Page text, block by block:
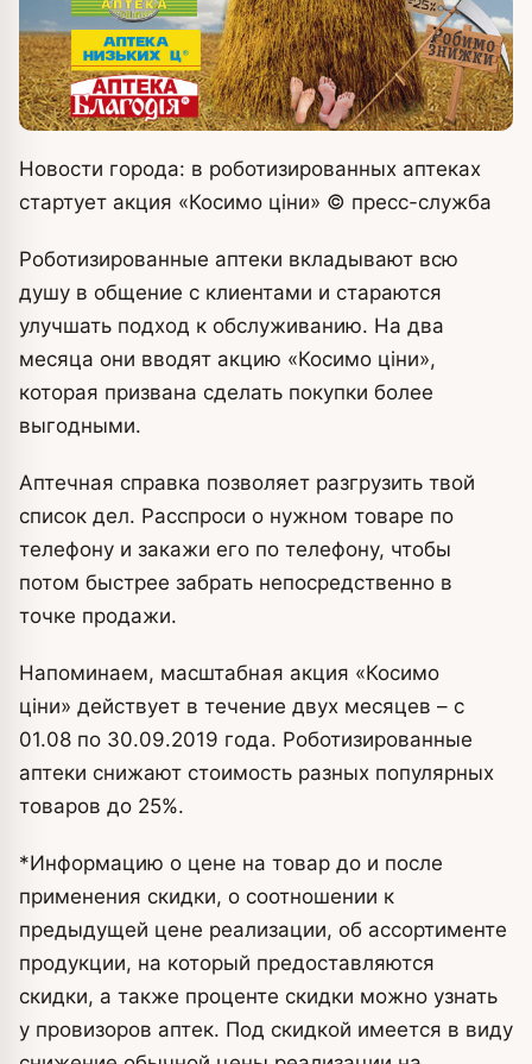
Новости города: в роботизированных аптеках
стартует акция «Косимо ціни» © пресс-служба
Роботизированные аптеки вкладывают всю
душу в общение с клиентами и стараются
улучшать подход к обслуживанию. На два
месяца они вводят акцию «Косимо ціни»,
которая призвана сделать покупки более
выгодными.
Аптечная справка позволяет разгрузить твой
список дел. Расспроси о нужном товаре по
телефону и закажи его по телефону, чтобы
потом быстрее забрать непосредственно в
точке продажи.
Напоминаем, масштабная акция «Косимо
ціни» действует в течение двух месяцев – с
01.08 по 30.09.2019 года. Роботизированные
аптеки снижают стоимость разных популярных
товаров до 25%.
*Информацию о цене на товар до и после
применения скидки, о соотношении к
предыдущей цене реализации, об ассортименте
продукции, на который предоставляются
скидки, а также проценте скидки можно узнать
у провизоров аптек. Под скидкой имеется в виду